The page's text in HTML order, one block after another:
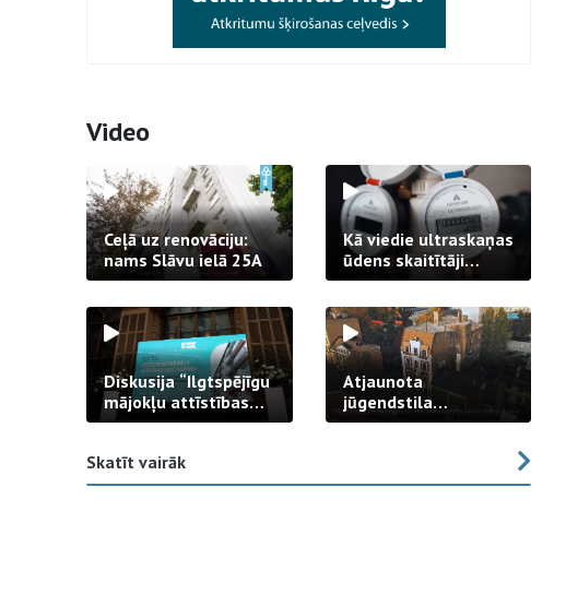
Video
Ceļā uz renovāciju:
nams Slāvu ielā 25A
Kā viedie ultraskaņas
ūdens skaitītāji
strādā praksē
Diskusija “Ilgtspējīgu
mājokļu attīstības
izaicinājums”
Atjaunota
jūgendstila
arhitektūras pērles
Skatīt vairāk